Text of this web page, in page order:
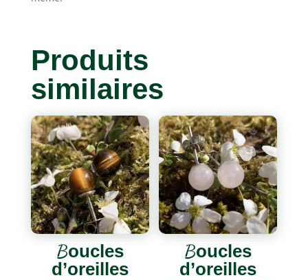
Produits
similaires
Boucles
d’oreilles
Boucles
d’oreilles